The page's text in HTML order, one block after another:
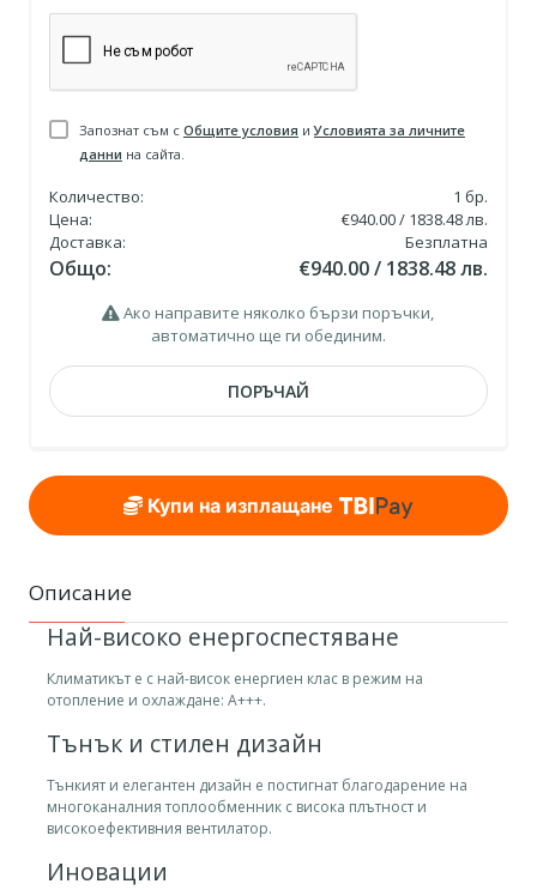
Запознат съм с Общите условия иУсловията за личните
данни на сайта.
Количество: 1 бр.
Цена:
€940.00 / 1838.48 лв.
Доставка:
Безплатна
Общо: €940.00 / 1838.48 лв.
Ако направите няколко бързи поръчки,
автоматично ще ги обединим.
ПОРЪЧАЙ
Купи на изплащане
Описание
Най-високо енергоспестяване
Климатикът e с най-висок енергиен клас в режим на
отопление и охлаждане: А+++.
Тънък и стилен дизайн
Тънкият и елегантен дизайн е постигнат благодарение на
многоканалния топлообменник с висока плътност и
високоефективния вентилатор.
Иновации